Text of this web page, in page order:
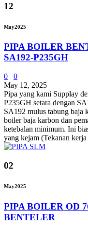
12
May2025
PIPA BOILER
SA192-P235GH
0
0
May 12, 2025
Pipa yang kami Supplay
P235GH setara dengan
SA192 mulus tabung baja
boiler baja karbon dan
ketebalan minimum. Ini
yang kejam (Tekanan
02
May2025
PIPA BOILER OD
BENTELER